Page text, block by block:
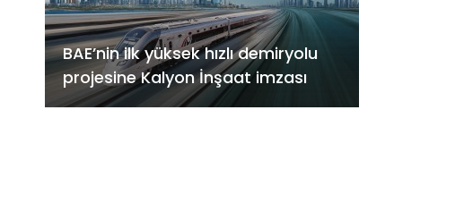
BAE’nin ilk yüksek hızlı demiryolu
projesine Kalyon İnşaat imzası